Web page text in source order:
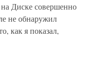
Диске совершенно
не обнаружил
как я показал,